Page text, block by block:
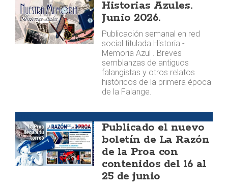
Historias Azules.
Junio 2026.
Publicación semanal en red
social titulada Historia -
Memoria Azul . Breves
semblanzas de antiguos
falangistas y otros relatos
históricos de la primera época
de la Falange.
Publicado el nuevo
boletín de La Razón
de la Proa con
contenidos del 16 al
25 de junio